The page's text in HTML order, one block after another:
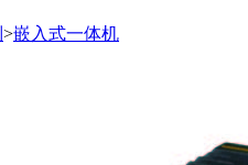
>嵌入式一体机